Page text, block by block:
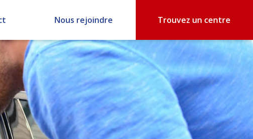
Nous rejoindre Trouvez un centre